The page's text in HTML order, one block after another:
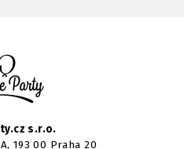
s.r.o.
193 00 Praha 20